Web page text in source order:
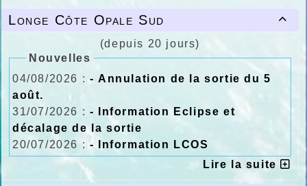

Longe Côte Opale Sud
(depuis 20 jours)
Nouvelles
04/08/2026 : - Annulation de la sortie du 5
août.
31/07/2026 : - Information Eclipse et
décalage de la sortie
20/07/2026 : - Information LCOS
Lire la suite
Pour information, les tee-shirts violets pour
les nouveaux adhérents et le renouvellement
pour certains seront disponible dès ce matin...
Mathilde